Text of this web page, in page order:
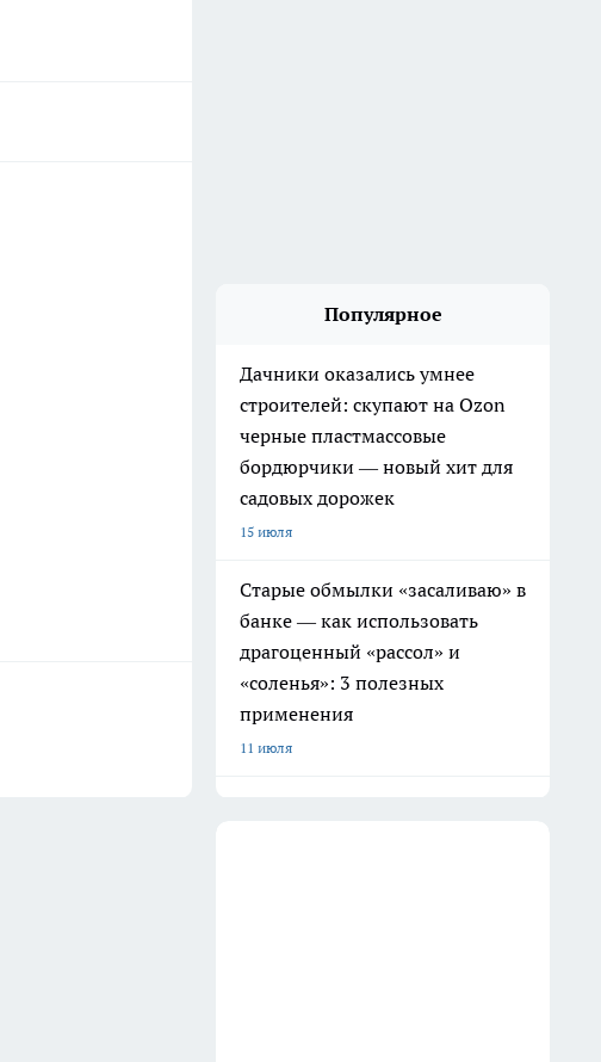
Популярное
Дачники оказались умнее
строителей: скупают на Ozon
черные пластмассовые
бордюрчики — новый хит для
садовых дорожек
15 июля
Старые обмылки «засаливаю» в
банке — как использовать
драгоценный «рассол» и
«соленья»: 3 полезных
применения
11 июля